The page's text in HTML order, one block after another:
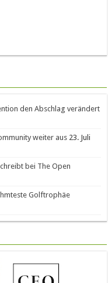
den Abschlag verändert
weiter aus 23. Juli
bei The Open
Golftrophäe